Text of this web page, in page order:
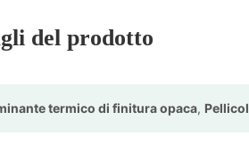
del prodotto
termico di finitura opaca,